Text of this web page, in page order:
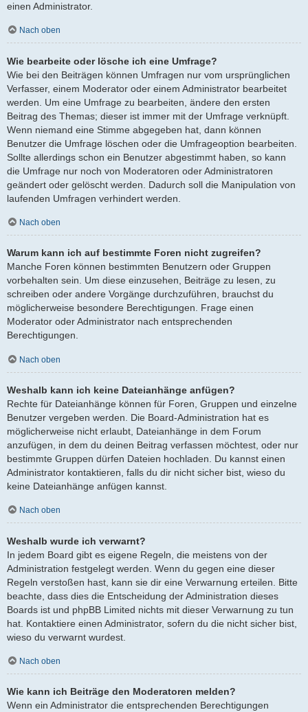
einen Administrator.
Nach oben
Wie bearbeite oder lösche ich eine Umfrage?
Wie bei den Beiträgen können Umfragen nur vom ursprünglichen
Verfasser, einem Moderator oder einem Administrator bearbeitet
werden. Um eine Umfrage zu bearbeiten, ändere den ersten
Beitrag des Themas; dieser ist immer mit der Umfrage verknüpft.
Wenn niemand eine Stimme abgegeben hat, dann können
Benutzer die Umfrage löschen oder die Umfrageoption bearbeiten.
Sollte allerdings schon ein Benutzer abgestimmt haben, so kann
die Umfrage nur noch von Moderatoren oder Administratoren
geändert oder gelöscht werden. Dadurch soll die Manipulation von
laufenden Umfragen verhindert werden.
Nach oben
Warum kann ich auf bestimmte Foren nicht zugreifen?
Manche Foren können bestimmten Benutzern oder Gruppen
vorbehalten sein. Um diese einzusehen, Beiträge zu lesen, zu
schreiben oder andere Vorgänge durchzuführen, brauchst du
möglicherweise besondere Berechtigungen. Frage einen
Moderator oder Administrator nach entsprechenden
Berechtigungen.
Nach oben
Weshalb kann ich keine Dateianhänge anfügen?
Rechte für Dateianhänge können für Foren, Gruppen und einzelne
Benutzer vergeben werden. Die Board-Administration hat es
möglicherweise nicht erlaubt, Dateianhänge in dem Forum
anzufügen, in dem du deinen Beitrag verfassen möchtest, oder nur
bestimmte Gruppen dürfen Dateien hochladen. Du kannst einen
Administrator kontaktieren, falls du dir nicht sicher bist, wieso du
keine Dateianhänge anfügen kannst.
Nach oben
Weshalb wurde ich verwarnt?
In jedem Board gibt es eigene Regeln, die meistens von der
Administration festgelegt werden. Wenn du gegen eine dieser
Regeln verstoßen hast, kann sie dir eine Verwarnung erteilen. Bitte
beachte, dass dies die Entscheidung der Administration dieses
Boards ist und phpBB Limited nichts mit dieser Verwarnung zu tun
hat. Kontaktiere einen Administrator, sofern du die nicht sicher bist,
wieso du verwarnt wurdest.
Nach oben
Wie kann ich Beiträge den Moderatoren melden?
Wenn ein Administrator die entsprechenden Berechtigungen